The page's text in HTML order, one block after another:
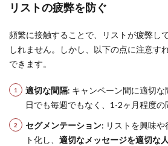
リストの疲弊を防ぐ
頻繁に接触することで、リストが疲弊し
しれません。しかし、以下の点に注意す
できます。
適切な間隔: キャンペーン間に適切
日でも毎週でもなく、1-2ヶ月程度の
セグメンテーション: リストを興味
ト化し、 適切なメッセージを適切な